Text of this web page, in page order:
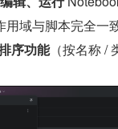
用域与脚本完全一
序功能（按名称 /